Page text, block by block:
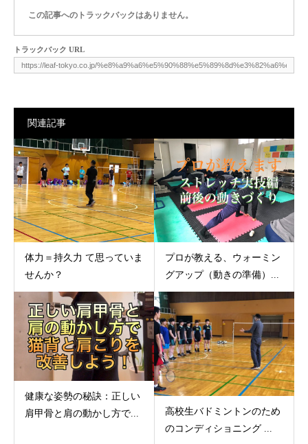
この記事へのトラックバックはありません。
トラックバック URL
関連記事
体力＝持久力 て思っていま
せんか？
プロが教える、ウォーミン
グアップ（動きの準備）...
健康な姿勢の秘訣：正しい
肩甲骨と肩の動かし方で...
高校生バドミントンのため
のコンディショニング ...